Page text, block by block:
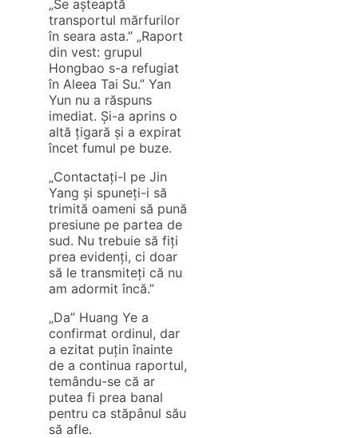
„Se așteaptă
transportul mărfurilor
în seara asta.” „Raport
din vest: grupul
Hongbao s-a refugiat
în Aleea Tai Su.” Yan
Yun nu a răspuns
imediat. Și-a aprins o
altă țigară și a expirat
încet fumul pe buze.
„Contactați-l pe Jin
Yang și spuneți-i să
trimită oameni să pună
presiune pe partea de
sud. Nu trebuie să fiți
prea evidenți, ci doar
să le transmiteți că nu
am adormit încă.”
„Da” Huang Ye a
confirmat ordinul, dar
a ezitat puțin înainte
de a continua raportul,
temându-se că ar
putea fi prea banal
pentru ca stăpânul său
să afle.